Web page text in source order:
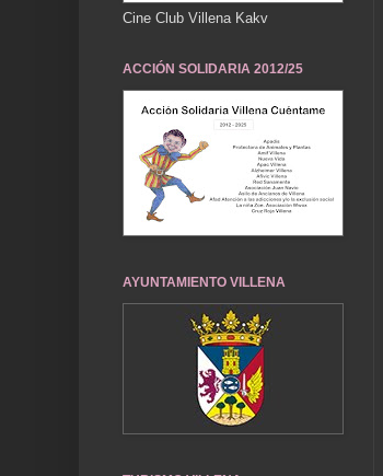
Cine Club Villena Kakv
ACCIÓN SOLIDARIA 2012/25
AYUNTAMIENTO VILLENA